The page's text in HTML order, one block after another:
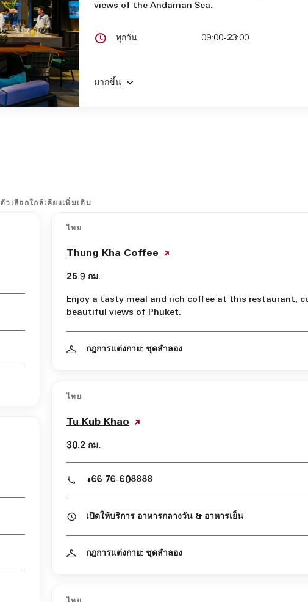
views of the Andaman Sea.
ทุกวัน 09:00-23:00
มากขึ้น
ตัวเลือกใกล้เคียงเพิ่มเติม
ไทย
Thung Kha Coffee
25.9 กม.
Enjoy a tasty meal and rich coffee at this restaurant,
beautiful views of Phuket.
กฎการแต่งกาย: ชุดลำลอง
ไทย
Tu Kub Khao
30.2 กม.
+66 76-608888
เปิดให้บริการ อาหารกลางวัน & อาหารเย็น
กฎการแต่งกาย: ชุดลำลอง